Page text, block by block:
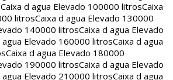
Caixa d agua Elevado 100000 litrosCaixa
litrosCaixa d agua Elevado 130000
140000 litrosCaixa d agua Elevado
agua Elevado 160000 litrosCaixa d agua
Caixa d agua Elevado 180000
190000 litrosCaixa d agua Elevado
agua Elevado 210000 litrosCaixa d agua